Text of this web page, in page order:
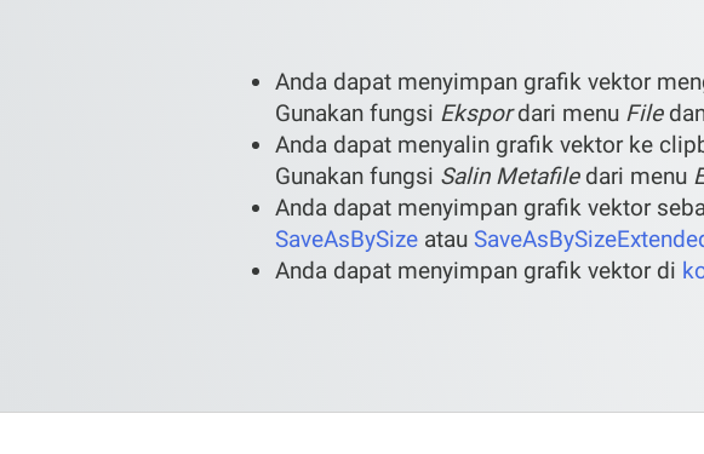
Anda dapat menyimpan grafik vektor
Gunakan fungsi Ekspordari menu File
Anda dapat menyalin grafik vektor ke
Gunakan fungsi Salin Metafiledari menu
Anda dapat menyimpan grafik vektor
SaveAsBySize atau
Anda dapat menyimpan grafik vektor di